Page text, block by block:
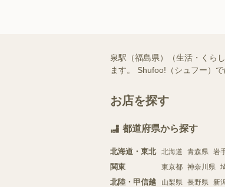
泉駅（福島県）（生活・くら
ます。 Shufoo!（シュフー）
お店を探す
都道府県から探す
北海道・東北 北海道 青森県 岩
関東 東京都 神奈川県
北陸・甲信越 山梨県 長野県 新